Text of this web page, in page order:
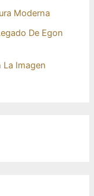
Moderna
De Egon
La Imagen